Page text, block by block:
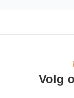
Volg